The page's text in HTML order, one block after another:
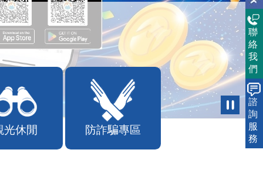
光休閒 防詐騙專區
聯
絡
我
們
諮
詢
服
務